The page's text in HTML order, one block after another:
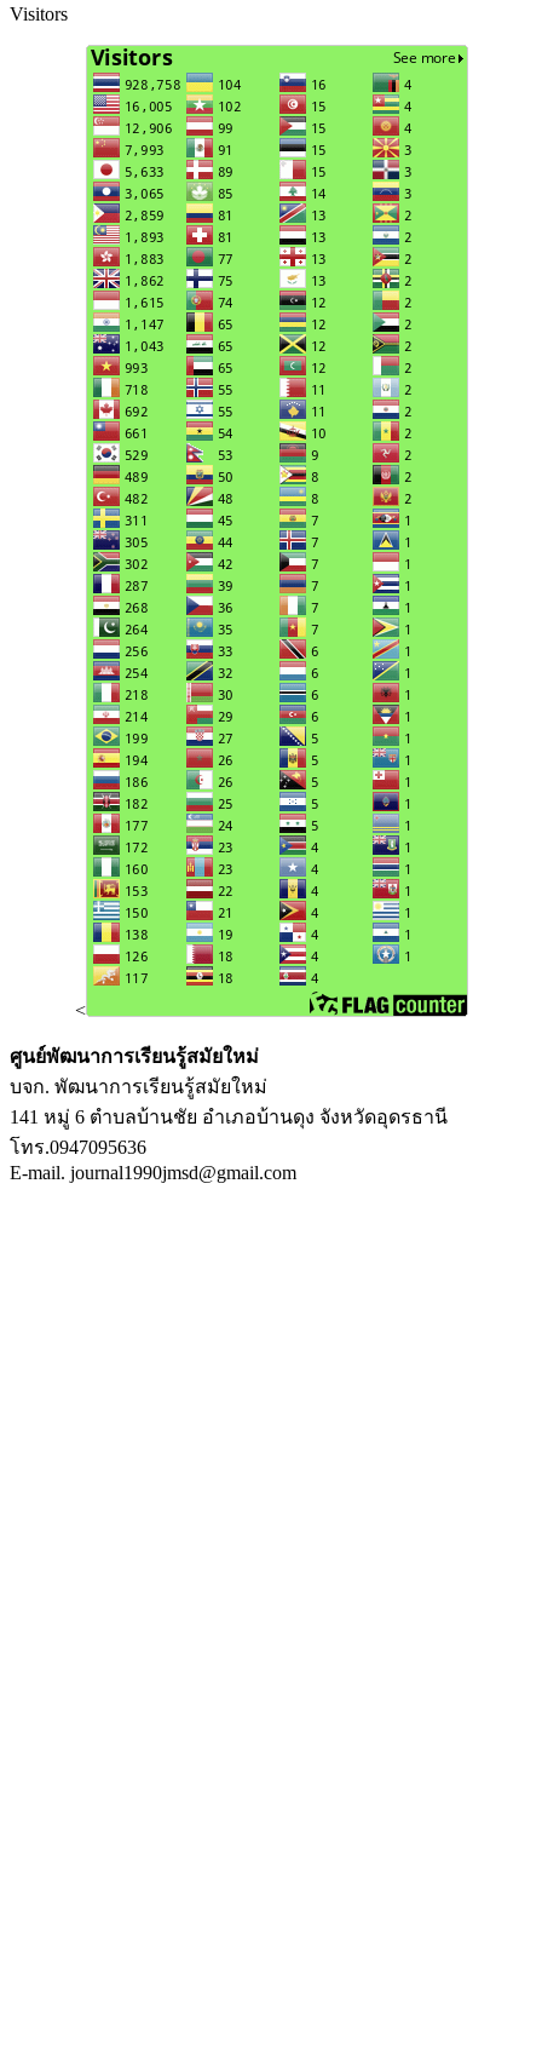
Visitors
<
ศูนย์พัฒนาการเรียนรู้สมัยใหม่
บจก. พัฒนาการเรียนรู้สมัยใหม่
141 หมู่ 6 ตำบลบ้านชัย อำเภอบ้านดุง จังหวัดอุดรธานี
โทร.0947095636
E-mail. journal1990jmsd@gmail.com